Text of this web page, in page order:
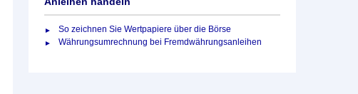
So zeichnen Sie Wertpapiere über die Börse
Währungsumrechnung bei Fremdwährungsanleihen